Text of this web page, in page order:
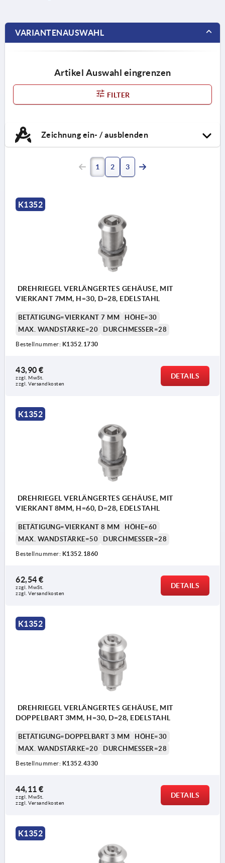
VARIANTENAUSWAHL
Artikel Auswahl eingrenzen
FILTER
Zeichnung ein- / ausblenden
Betätigung:
a) Vierkant 7 mm
f) Dreikant 7 mm
1) O-Ring
2) Flachdichtung
1 2 3
K1352
DREHRIEGEL VERLÄNGERTES GEHÄUSE, MIT
VIERKANT 7MM, H=30, D=28, EDELSTAHL
BETÄTIGUNG=VIERKANT 7 MM
HÖHE=30
MAX. WANDSTÄRKE=20
DURCHMESSER=28
Bestellnummer: K1352.1730
43,90 €
zzgl. MwSt.
zzgl. Versandkosten
DETAILS
K1352
DREHRIEGEL VERLÄNGERTES GEHÄUSE, MIT
VIERKANT 8MM, H=60, D=28, EDELSTAHL
BETÄTIGUNG=VIERKANT 8 MM
HÖHE=60
MAX. WANDSTÄRKE=50
DURCHMESSER=28
Bestellnummer: K1352.1860
62,54 €
zzgl. MwSt.
zzgl. Versandkosten
DETAILS
K1352
DREHRIEGEL VERLÄNGERTES GEHÄUSE, MIT
DOPPELBART 3MM, H=30, D=28, EDELSTAHL
BETÄTIGUNG=DOPPELBART 3 MM
HÖHE=30
MAX. WANDSTÄRKE=20
DURCHMESSER=28
Bestellnummer: K1352.4330
44,11 €
zzgl. MwSt.
zzgl. Versandkosten
DETAILS
K1352